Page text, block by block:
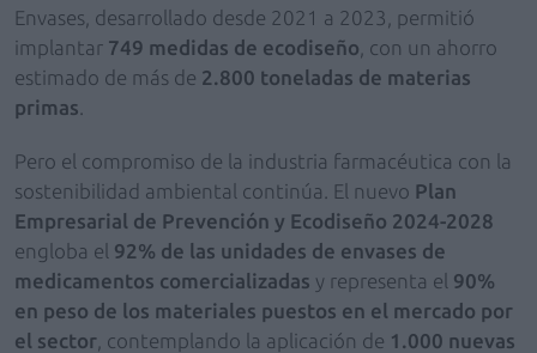
Envases, desarrollado desde 2021 a 2023, permitió
implantar 749 medidas de ecodiseño , con un ahorro
estimado de más de 2.800 toneladas de materias
primas
Pero el compromiso de la industria farmacéutica con la
sostenibilidad ambiental continúa. El nuevo Plan
Empresarial de Prevención y Ecodiseño 2024-2028
engloba el 92% de las unidades de envases de
medicamentos comercializadas y representa el 90%
en peso de los materiales puestos en el mercado por
el sector , contemplando la aplicación de 1.000 nuevas